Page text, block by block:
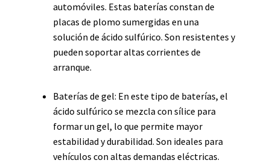
automóviles. Estas baterías constan de
placas de plomo sumergidas en una
solución de ácido sulfúrico. Son resistentes y
pueden soportar altas corrientes de
arranque.
Baterías de gel: En este tipo de baterías, el
ácido sulfúrico se mezcla con sílice para
formar un gel, lo que permite mayor
estabilidad y durabilidad. Son ideales para
vehículos con altas demandas eléctricas.